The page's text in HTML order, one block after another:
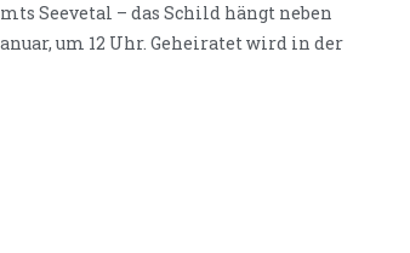
Seevetal – das Schild hängt neben
um 12 Uhr. Geheiratet wird in der